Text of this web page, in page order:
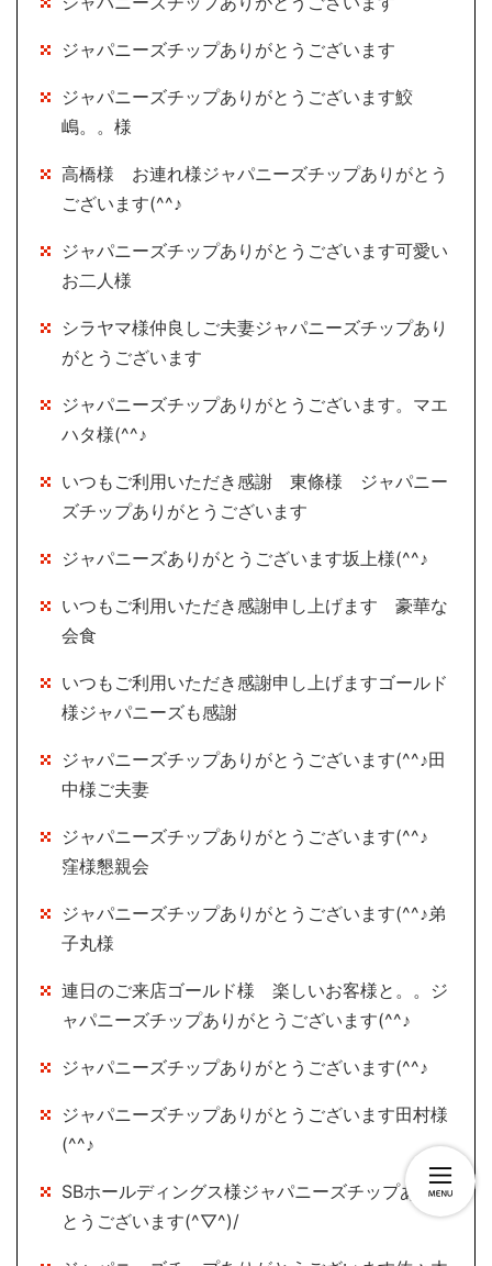
ジャパニーズチップありがとうございます
ジャパニーズチップありがとうございます鮫
嶋。。様
高橋様 お連れ様ジャパニーズチップありがとう
ございます(^^♪
ジャパニーズチップありがとうございます可愛い
お二人様
シラヤマ様仲良しご夫妻ジャパニーズチップあり
がとうございます
ジャパニーズチップありがとうございます。マエ
ハタ様(^^♪
いつもご利用いただき感謝 東條様 ジャパニー
ズチップありがとうございます
ジャパニーズありがとうございます坂上様(^^♪
いつもご利用いただき感謝申し上げます 豪華な
会食
いつもご利用いただき感謝申し上げますゴールド
様ジャパニーズも感謝
ジャパニーズチップありがとうございます(^^♪田
中様ご夫妻
ジャパニーズチップありがとうございます(^^♪
窪様懇親会
ジャパニーズチップありがとうございます(^^♪弟
子丸様
連日のご来店ゴールド様 楽しいお客様と。。ジ
ャパニーズチップありがとうございます(^^♪
ジャパニーズチップありがとうございます(^^♪
ジャパニーズチップありがとうございます田村様
(^^♪
SBホールディングス様ジャパニーズチップありが
とうございます(^▽^)/